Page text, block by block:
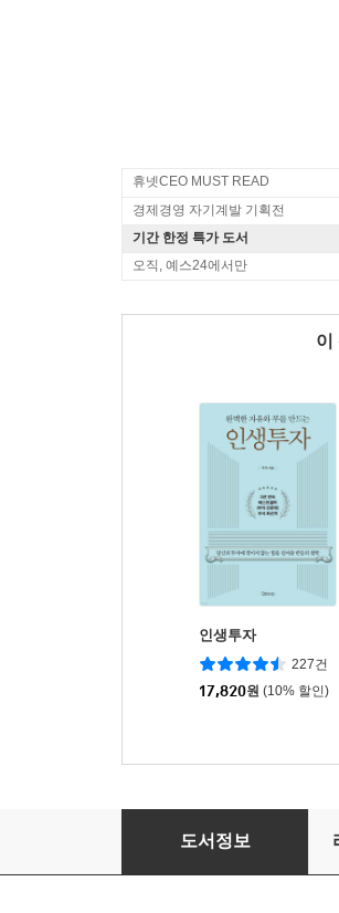
휴넷CEO MUST READ
경제경영 자기계발 기획전
기간 한정 특가 도서
오직, 예스24에서만
이
인생투자
227건
17,820원 (10% 할인)
부의 인문학 (20만부 기념
도서정보